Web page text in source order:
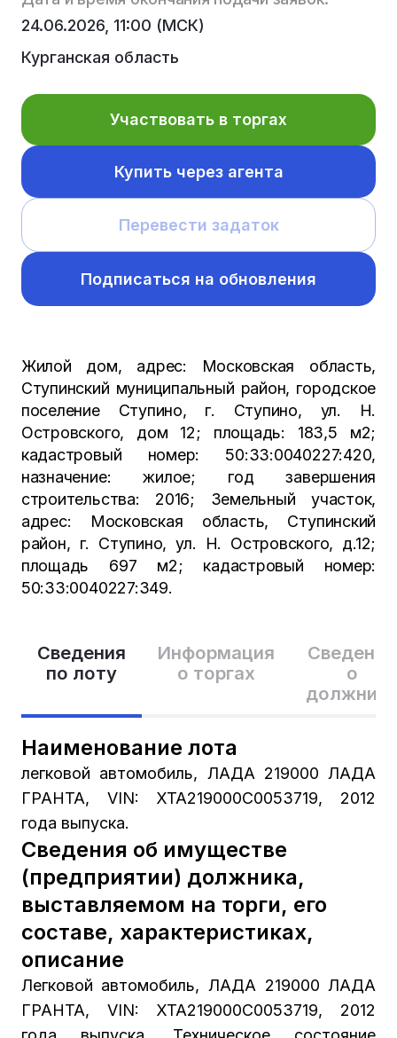
Сведения
по лоту
Информация
о торгах
Сведения
о
Наименование лота
легковой автомобиль, ЛАДА 219000 ЛАДА
ГРАНТА, VIN: XTA219000C0053719, 2012
года выпуска.
Сведения об имуществе
(предприятии) должника,
выставляемом на торги, его
составе, характеристиках,
описание
Легковой автомобиль, ЛАДА 219000 ЛАДА
ГРАНТА, VIN: XTA219000C0053719, 2012
24.06.2026, 11:00 (МСК)
Курганская область
Участвовать в торгах
Купить через агента
Перевести задаток
Подписаться на обновления
Жилой дом, адрес: Московская область,
Ступинский муниципальный район, городское
поселение Ступино, г. Ступино, ул. Н.
Островского, дом 12; площадь: 183,5 м2;
кадастровый номер: 50:33:0040227:420,
назначение: жилое; год завершения
строительства: 2016; Земельный участок,
адрес: Московская область, Ступинский
район, г. Ступино, ул. Н. Островского, д.12;
площадь 697 м2; кадастровый номер:
50:33:0040227:349.